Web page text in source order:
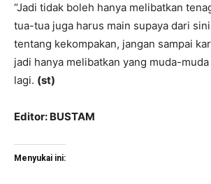
“Jadi tidak boleh hanya melibatkan
tua-tua juga harus main supaya dari
tentang kekompakan, jangan sampai
jadi hanya melibatkan yang muda-muda
lagi. (st)
Editor: BUSTAM
Menyukai ini: